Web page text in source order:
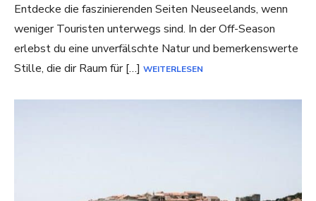
Entdecke die faszinierenden Seiten Neuseelands, wenn
weniger Touristen unterwegs sind. In der Off-Season
erlebst du eine unverfälschte Natur und bemerkenswerte
Stille, die dir Raum für […] WEITERLESEN